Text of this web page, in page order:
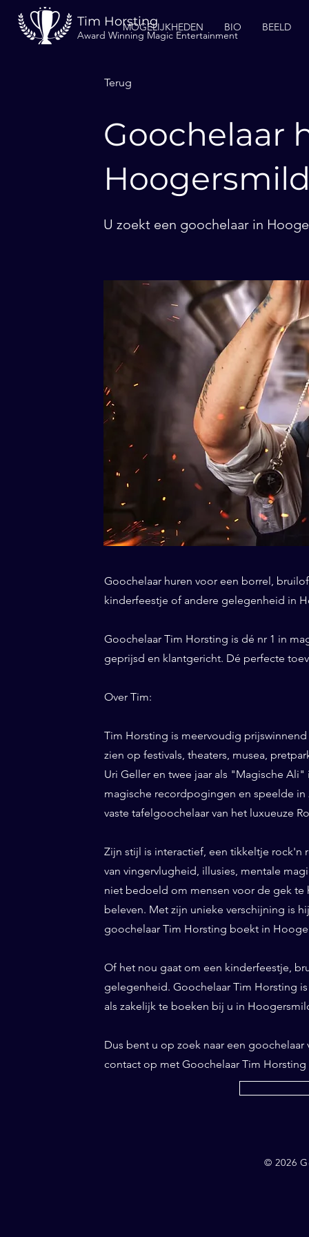
Tim Horsting
Award Winning Magic Entertainment
MOGELIJKHEDEN BIO BEELD
Terug
Goochelaar
U zoekt een goochelaar in
Goochelaar huren voor een borrel,
kinderfeestje of andere gelegenheid in
Goochelaar Tim Horsting is dé nr 1 in
geprijsd en klantgericht. Dé perfecte
Over Tim:
Tim Horsting is meervoudig
zien op festivals, theaters, musea,
Uri Geller en twee jaar als "Magische
magische recordpogingen en speelde in
vaste tafelgoochelaar van het luxueuze
Zijn stijl is interactief, een tikkeltje rock'n
van vingervlugheid, illusies, mentale
niet bedoeld om mensen voor de gek te
beleven. Met zijn unieke verschijning is
goochelaar Tim Horsting boekt in
Of het nou gaat om een kinderfeestje,
gelegenheid. Goochelaar Tim Horsting
als zakelijk te boeken bij u in
Dus bent u op zoek naar een
contact op met Goochelaar Tim Horsting
© 2026